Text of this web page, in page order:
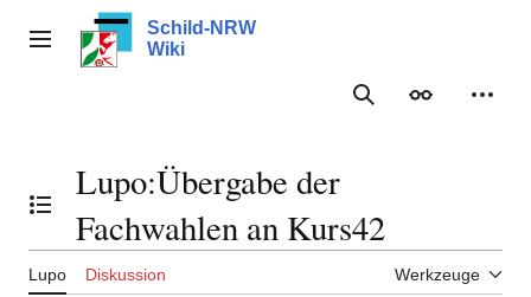
Inhalt
springenHauptmenü
Schild-NRW
Wiki
Suche
Inhaltsverzeichnis umschalten
Lupo:Übergabe der
Fachwahlen an Kurs42
Lupo Diskussion Werkzeuge